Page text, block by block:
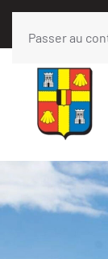
Passer au